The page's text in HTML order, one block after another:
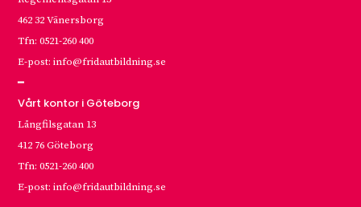
462 32 Vänersborg
Tfn: 0521-260 400
E-post: info@fridautbildning.se
━
Vårt kontor i Göteborg
Långfilsgatan 13
412 76 Göteborg
Tfn: 0521-260 400
E-post: info@fridautbildning.se